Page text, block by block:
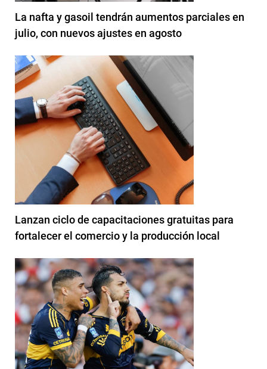
La nafta y gasoil tendrán aumentos parciales en
julio, con nuevos ajustes en agosto
Lanzan ciclo de capacitaciones gratuitas para
fortalecer el comercio y la producción local